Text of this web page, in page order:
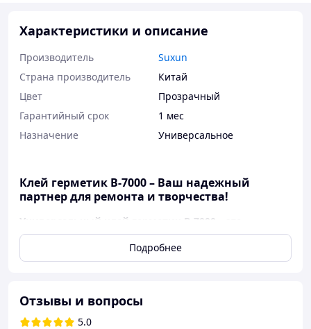
Характеристики и описание
Производитель
Suxun
Страна производитель
Китай
Цвет
Прозрачный
Гарантийный срок
1 мес
Назначение
Универсальное
Клей герметик B-7000 – Ваш надежный
партнер для ремонта и творчества!
Универсальный клей герметик B-7000
идеальное решение для всех, кто ищетнадежный и
многофункциональныйклей. Благодаря своей
уникальной формуле, он обеспечиваеткрепкое и
благодаря своей гелеобразной текстуре и удобной
насадке, гарантирует высокую производительность в
Подробнее
Отзывы и вопросы
5.0